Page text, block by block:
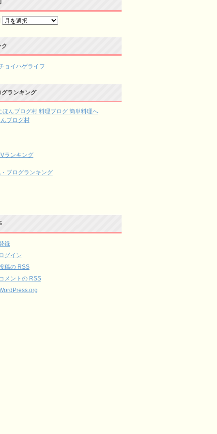
ク
ョイハゲライフ
グランキング
ブログ村
ブログランキング
録
グイン
稿の RSS
メントの RSS